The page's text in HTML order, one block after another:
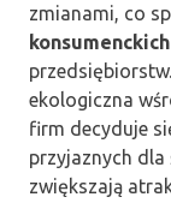
zmianami, co
konsumenckich
ekologiczna
firm decyduje
przyjaznych dla
zwiększają